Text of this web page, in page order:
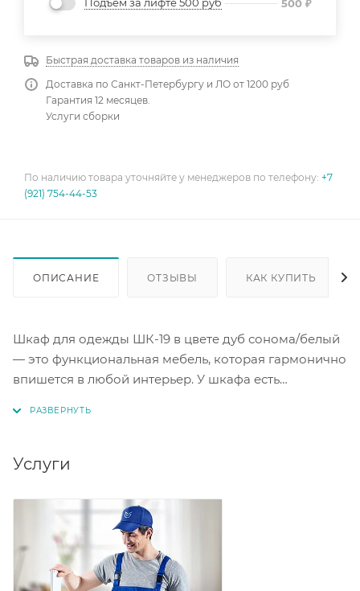
500 ₽
Быстрая доставка товаров из наличия
Доставка по Санкт-Петербургу и ЛО от 1200 руб
Гарантия 12 месяцев.
Услуги сборки
По наличию товара уточняйте у менеджеров по телефону: +7
(921) 754-44-53
ОПИСАНИЕ ОТЗЫВЫ КАК КУПИТЬ
Шкаф для одежды ШК-19 в цвете дуб сонома/белый
— это функциональная мебель, которая гармонично
впишется в любой интерьер. У шкафа есть
Услуги